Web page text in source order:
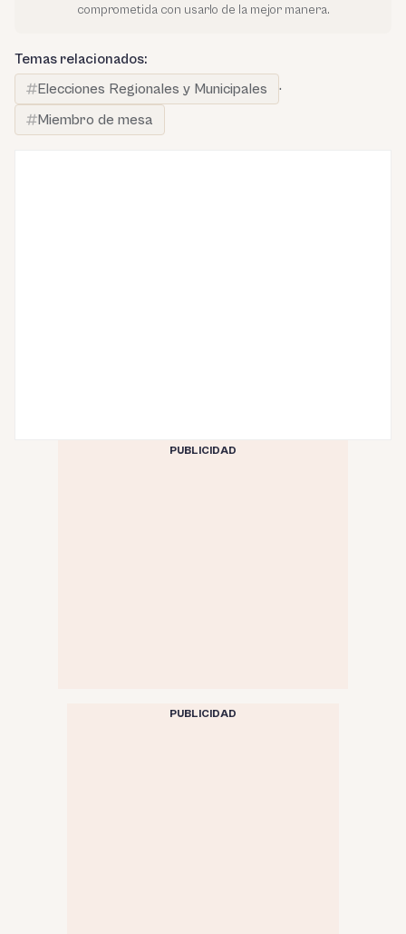
comprometida con usarlo de la mejor manera.
Temas relacionados:
Elecciones Regionales y Municipales
·
Miembro de mesa
PUBLICIDAD
PUBLICIDAD